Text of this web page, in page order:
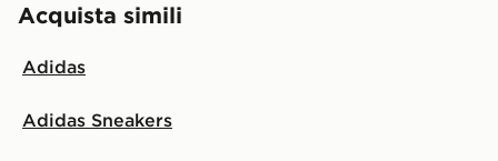
Acquista simili
Adidas
Adidas Sneakers